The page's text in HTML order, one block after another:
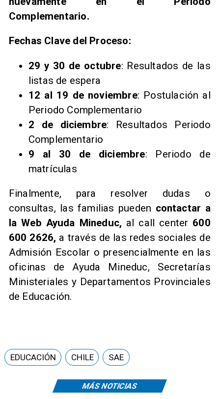
Complementario.
Fechas Clave del Proceso:
29 y 30 de octubre: Resultados de las
listas de espera
12 al 19 de noviembre: Postulación al
Periodo Complementario
2 de diciembre: Resultados Periodo
Complementario
9 al 30 de diciembre: Periodo de
matrículas
Finalmente, para resolver dudas o
consultas, las familias pueden contactar a
la Web Ayuda Mineduc, al call center 600
600 2626, a través de las redes sociales de
Admisión Escolar o presencialmente en las
oficinas de Ayuda Mineduc, Secretarías
Ministeriales y Departamentos Provinciales
de Educación.
MÁS NOTICIAS
EDUCACIÓN CHILE SAE